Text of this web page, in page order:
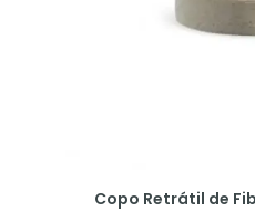
Copo Retrátil de